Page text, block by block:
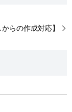
らの作成対応】